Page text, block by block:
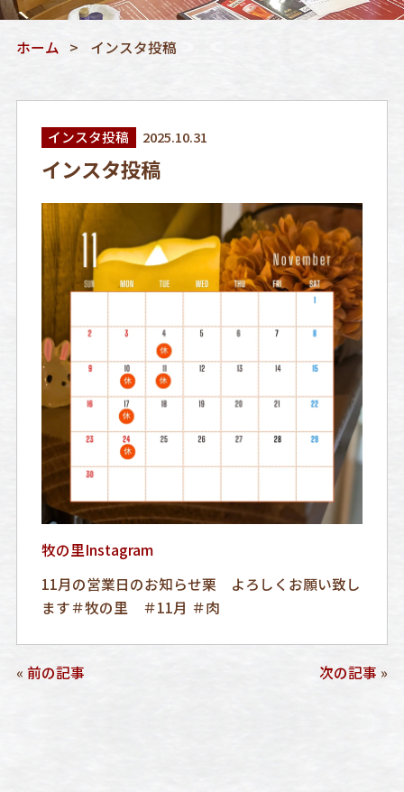
ホーム インスタ投稿
インスタ投稿 2025.10.31
インスタ投稿
牧の里Instagram
11月の営業日のお知らせ栗 よろしくお願い致し
ます＃牧の里 ＃11月 ＃肉
« 前の記事 次の記事 »